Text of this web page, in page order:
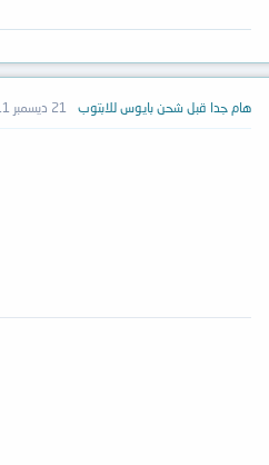
هام جدا قبل شحن بايوس للابتوب 21 ديسمبر 2011